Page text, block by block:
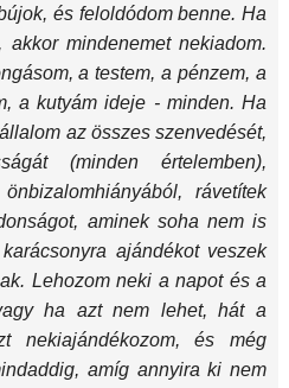
és feloldódom benne. Ha
akkor mindenemet nekiadom.
a testem, a pénzem, a
a kutyám ideje - minden. Ha
az összes szenvedését,
(minden értelemben),
rávetítek
aminek soha nem is
ajándékot veszek
Lehozom neki a napot és a
ha azt nem lehet, hát a
nekiajándékozom, és még
amíg annyira ki nem